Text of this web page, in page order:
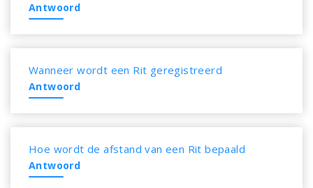
Antwoord
Wanneer wordt een Rit geregistreerd
Antwoord
Hoe wordt de afstand van een Rit bepaald
Antwoord